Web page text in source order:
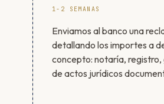
1-2 SEMANAS
Enviamos al banco una
detallando los importes a
concepto: notaría,
de actos jurídicos